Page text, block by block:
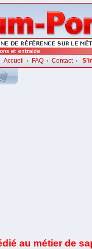
Accueil • FAQ •Contact•
au métier de